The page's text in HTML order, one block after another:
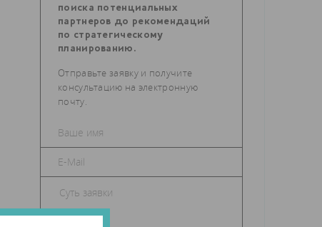
поиска потенциальных
партнеров до рекомендаций
по стратегическому
планированию.
Отправьте заявку и получите
консультацию на электронную
почту.